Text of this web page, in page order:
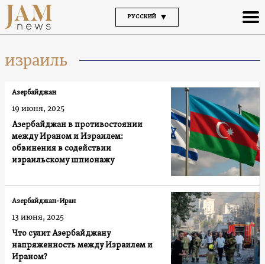
РУССКИЙ
израиль
Азербайджан в противостоянии
между Ираном и Израилем:
обвинения в содействии
израильскому шпионажу
Азербайджан
19 июня, 2025
Что сулит Азербайджану
напряженность между Израилем и
Ираном?
Азербайджан-Иран
13 июня, 2025